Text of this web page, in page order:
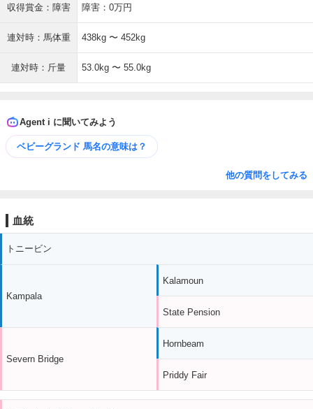
収得賞金：障害 障害：0万円
連対時：馬体重 438kg 〜 452kg
連対時：斤量 53.0kg 〜 55.0kg
Agent i に聞いてみよう
ベビーグランド 馬名の意味は？
他の質問をしてみる
血統
トニービン
Kampala
Severn Bridge
Kalamoun
State Pension
Hornbeam
Priddy Fair